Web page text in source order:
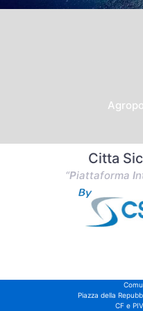
Citta
“Piattaforma I
Piazza della
CF e